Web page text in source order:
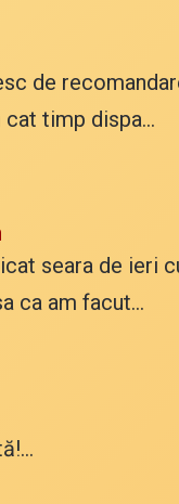
de
timp dispa...
seara de ieri
ca am facut...